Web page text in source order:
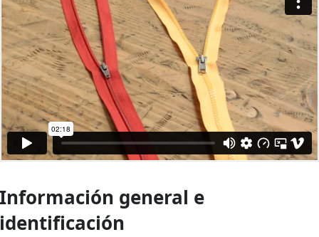
Información general e
identificación